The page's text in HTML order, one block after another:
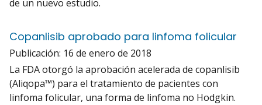
de un nuevo estudio.
Copanlisib aprobado para linfoma folicular
Publicación: 16 de enero de 2018
La FDA otorgó la aprobación acelerada de copanlisib
(Aliqopa™) para el tratamiento de pacientes con
linfoma folicular, una forma de linfoma no Hodgkin.